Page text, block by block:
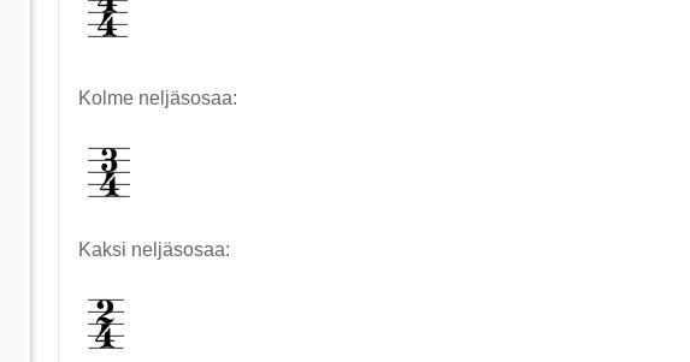
Kolme neljäsosaa:
Kaksi neljäsosaa: